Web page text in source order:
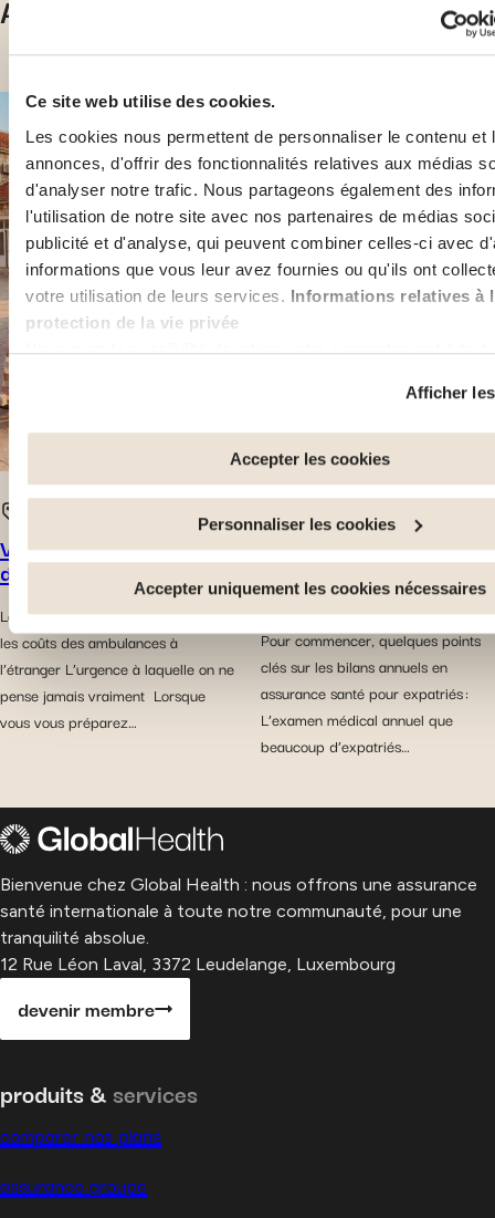
Ce site web utilise des cookies.
Les cookies nous permettent de personnaliser le contenu et
annonces, d'offrir des fonctionnalités relatives aux médias
d'analyser notre trafic. Nous partageons également des
l'utilisation de notre site avec nos partenaires de médias
publicité et d'analyse, qui peuvent combiner celles-ci avec
informations que vous leur avez fournies ou qu'ils ont
votre utilisation de leurs services. Informations relatives à
protection de la vie privée
Vous avez la possibilité de retirer votre consentement à tout
Certains de ces cookies sont strictement nécessaires au
fonctionnement du site. Notez que si vous désactivez des
utilisés ici, il se peut que certaines fonctionnalités ou parties
: Améliorer votre expérience utilisateur, en personnalisant
fonctionnalités et en se souvenant de vos choix. Mesurer
suivant le nombre de visiteurs et en comprenant comment
sur notre site. Proposer des offres et services
les performances. Partager des informations avec les
utilisés et vous permettre de visualiser du contenu hébergé
externe.
Afficher
Accepter les cookies
Personnaliser les cookies
Accepter uniquement les cookies nécessaires
Articles de blog similaires
Vivre à l’étranger et coût
des ambulances
Les points clés à retenir concernant
les coûts des ambulances à
l’étranger L’urgence à laquelle on ne
pense jamais vraiment Lorsque
vous vous préparez…
bien-être
Le bilan de santé en
assurance santé expatrié
: optionnel ou essentiel ?
Pour commencer, quelques points
clés sur les bilans annuels en
assurance santé pour expatriés :
L’examen médical annuel que
beaucoup d’expatriés…
Bienvenue chez Global Health : nous offrons une assurance
santé internationale à toute notre communauté, pour une
tranquilité absolue.
12 Rue Léon Laval, 3372 Leudelange, Luxembourg
devenir membre
produits & services
comparer nos plans
assurance groupe